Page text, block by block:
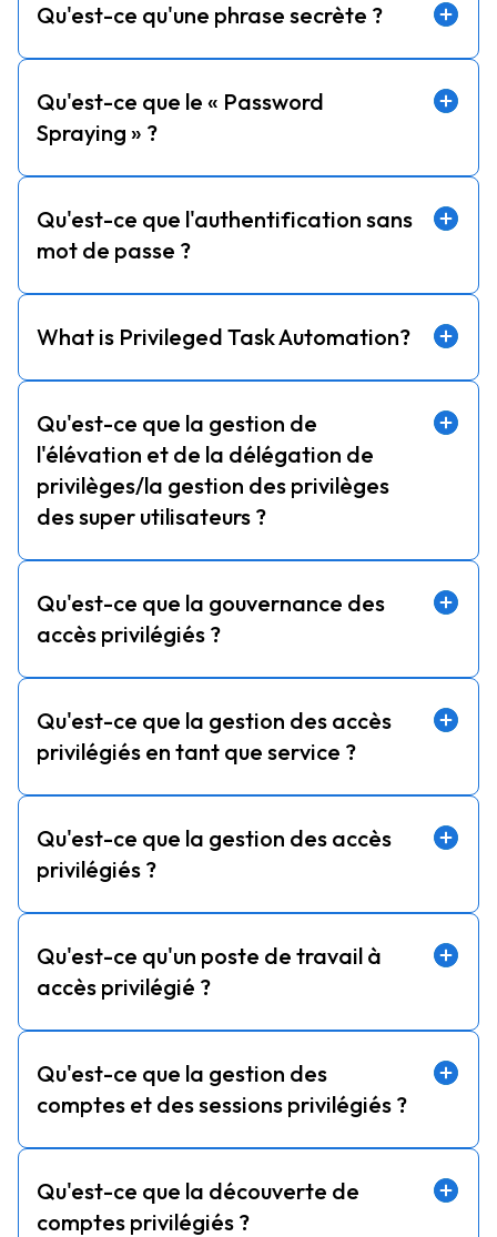
Qu'est-ce qu'une phrase secrète ?
Qu'est-ce que le « Password
Spraying » ?
Qu'est-ce que l'authentification sans
mot de passe ?
What is Privileged Task Automation?
Qu'est-ce que la gestion de
l'élévation et de la délégation de
privilèges/la gestion des privilèges
des super utilisateurs ?
Qu'est-ce que la gouvernance des
accès privilégiés ?
Qu'est-ce que la gestion des accès
privilégiés en tant que service ?
Qu'est-ce que la gestion des accès
privilégiés ?
Qu'est-ce qu'un poste de travail à
accès privilégié ?
Qu'est-ce que la gestion des
comptes et des sessions privilégiés ?
Qu'est-ce que la découverte de
comptes privilégiés ?